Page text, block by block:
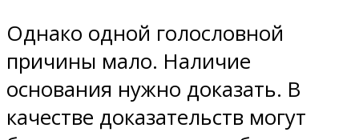
Однако одной голословной
причины мало. Наличие
основания нужно доказать. В
качестве доказательств могут